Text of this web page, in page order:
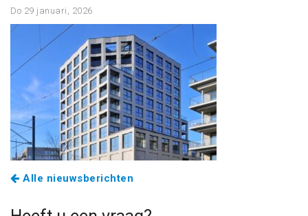
Do 29 januari, 2026
Alle nieuwsberichten